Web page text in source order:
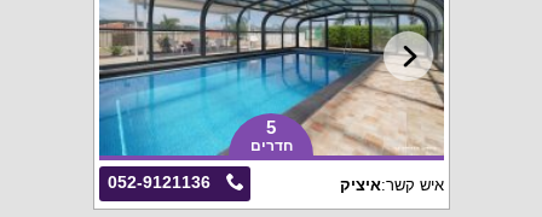
5
חדרים
052-9121136 איש קשר:איציק